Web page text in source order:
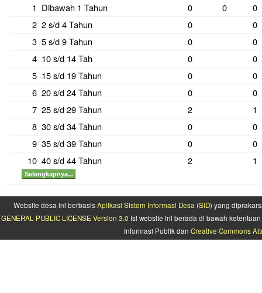
1 Dibawah 1 Tahun 0 0
0
2 2 s/d 4 Tahun 0
0
3 5 s/d 9 Tahun 0
0
4 10 s/d 14 Tah 0
0
5 15 s/d 19 Tahun 0
0
6 20 s/d 24 Tahun 0
0
7 25 s/d 29 Tahun 2
1
8 30 s/d 34 Tahun 0
0
9 35 s/d 39 Tahun 0
0
10 40 s/d 44 Tahun 2 1
Selengkapnya...
Website desa ini berbasisAplikasi Sistem Informasi Desa (SID) yang
GENERAL PUBLIC LICENSE Version 3.0 Isi website ini berada di bawah
Informasi Publik dan Creative Commons